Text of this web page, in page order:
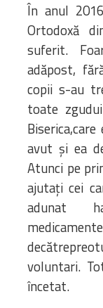
În anul
Ortodoxă
suferit.
adăpost,
copii s-au
toate
avut și ea
Atunci pe
ajutați cei
adunat
voluntari.
încetat.